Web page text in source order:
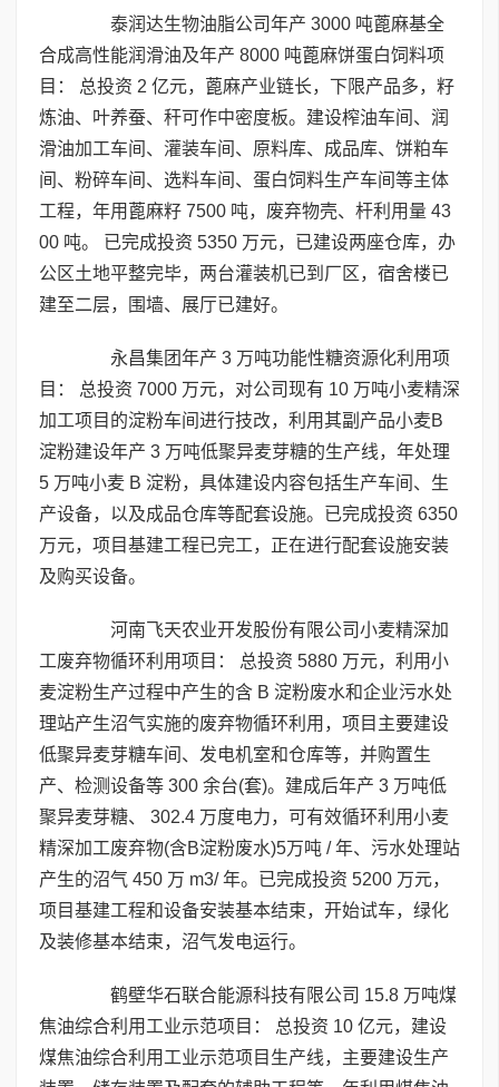
泰润达生物油脂公司年产 3000 吨蓖麻基全
合成高性能润滑油及年产 8000 吨蓖麻饼蛋白饲料项
目： 总投资 2 亿元，蓖麻产业链长，下限产品多，籽
炼油、叶养蚕、秆可作中密度板。建设榨油车间、润
滑油加工车间、灌装车间、原料库、成品库、饼粕车
间、粉碎车间、选料车间、蛋白饲料生产车间等主体
工程，年用蓖麻籽 7500 吨，废弃物壳、杆利用量 43
00 吨。 已完成投资 5350 万元，已建设两座仓库，办
公区土地平整完毕，两台灌装机已到厂区，宿舍楼已
建至二层，围墙、展厅已建好。
永昌集团年产 3 万吨功能性糖资源化利用项
目： 总投资 7000 万元，对公司现有 10 万吨小麦精深
加工项目的淀粉车间进行技改，利用其副产品小麦B
淀粉建设年产 3 万吨低聚异麦芽糖的生产线，年处理
5 万吨小麦 B 淀粉，具体建设内容包括生产车间、生
产设备，以及成品仓库等配套设施。已完成投资 6350
万元，项目基建工程已完工，正在进行配套设施安装
及购买设备。
河南飞天农业开发股份有限公司小麦精深加
工废弃物循环利用项目： 总投资 5880 万元，利用小
麦淀粉生产过程中产生的含 B 淀粉废水和企业污水处
理站产生沼气实施的废弃物循环利用，项目主要建设
低聚异麦芽糖车间、发电机室和仓库等，并购置生
产、检测设备等 300 余台(套)。建成后年产 3 万吨低
聚异麦芽糖、 302.4 万度电力，可有效循环利用小麦
精深加工废弃物(含B淀粉废水)5万吨 / 年、污水处理站
产生的沼气 450 万 m3/ 年。已完成投资 5200 万元，
项目基建工程和设备安装基本结束，开始试车，绿化
及装修基本结束，沼气发电运行。
鹤壁华石联合能源科技有限公司 15.8 万吨煤
焦油综合利用工业示范项目： 总投资 10 亿元，建设
煤焦油综合利用工业示范项目生产线，主要建设生产